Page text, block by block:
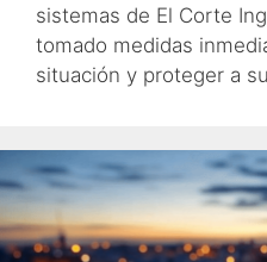
sistemas de El Corte
tomado medidas
situación y proteger a